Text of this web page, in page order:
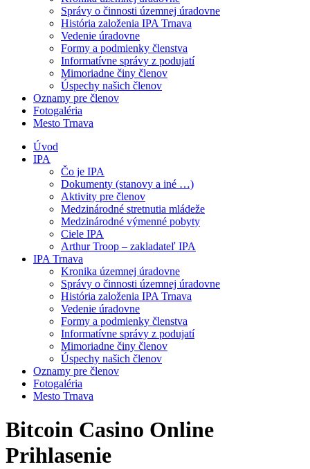
Správy o činnosti územnej úradovne
História založenia IPA Trnava
Vedenie úradovne
Formy a podmienky členstva
Informatívne správy z podujatí
Mimoriadne činy členov
Úspechy našich členov
Oznamy pre členov
Fotogaléria
Mesto Trnava
Úvod
IPA
Čo je IPA
Dokumenty (stanovy a iné …)
Aktivity pre členov
Medzinárodné stretnutia mládeže
Medzinárodné výmenné pobyty
Ciele IPA
Arthur Troop – zakladateľ IPA
IPA Trnava
Kronika územnej úradovne
Správy o činnosti územnej úradovne
História založenia IPA Trnava
Vedenie úradovne
Formy a podmienky členstva
Informatívne správy z podujatí
Mimoriadne činy členov
Úspechy našich členov
Oznamy pre členov
Fotogaléria
Mesto Trnava
Bitcoin Casino Online
Prihlasenie